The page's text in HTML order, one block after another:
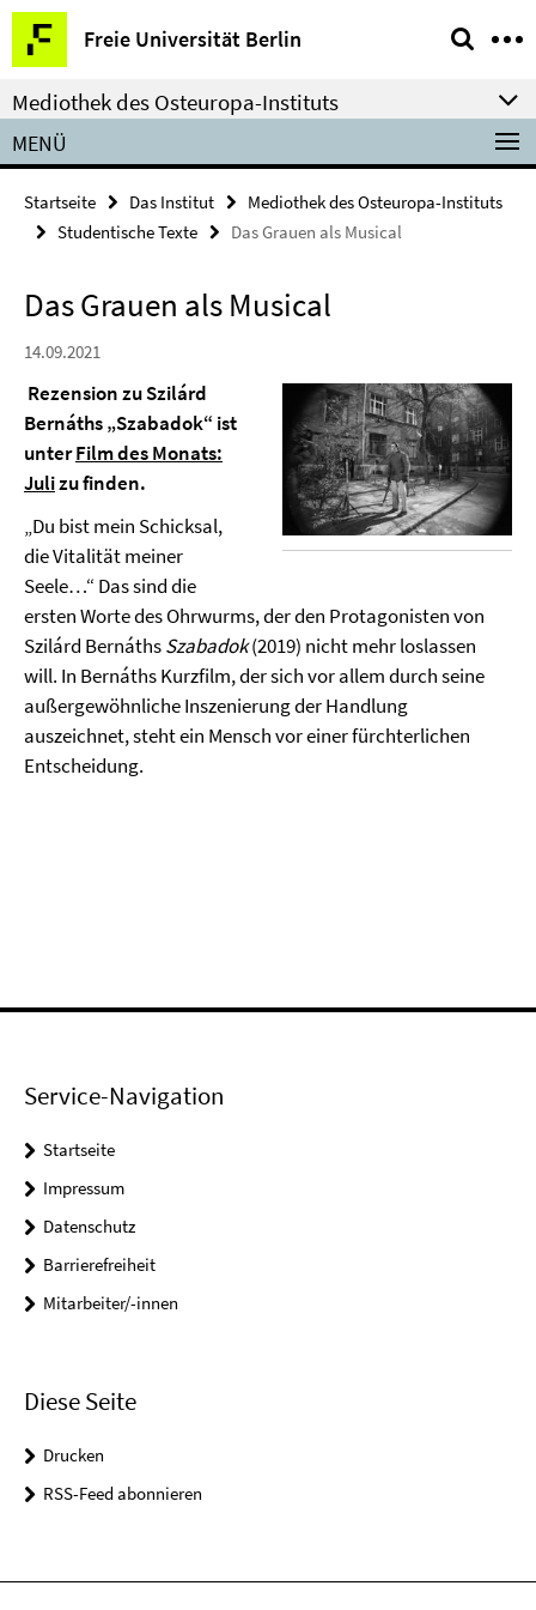
Springe
direkt
zu
Inhalt
Freie Universität Berlin
Service-
Navigation
Mediothek des Osteuropa-Instituts
MENÜ
Startseite Das Institut
Mediothek des Osteuropa-Instituts
Studentische Texte
Das Grauen als Musical
Das Grauen als Musical
14.09.2021
Rezension zu Szilárd
Bernáths „Szabadok“ ist
unterFilm des Monats:
Julizu finden.
„Du bist mein Schicksal,
die Vitalität meiner
Seele…“ Das sind die
ersten Worte des Ohrwurms, der den Protagonisten von
Szilárd BernáthsSzabadok(2019) nicht mehr loslassen
will. In Bernáths Kurzfilm, der sich vor allem durch seine
außergewöhnliche Inszenierung der Handlung
auszeichnet, steht ein Mensch vor einer fürchterlichen
Entscheidung.
Service-Navigation
Startseite
Impressum
Datenschutz
Barrierefreiheit
Mitarbeiter/-innen
Diese Seite
Drucken
RSS-Feed abonnieren